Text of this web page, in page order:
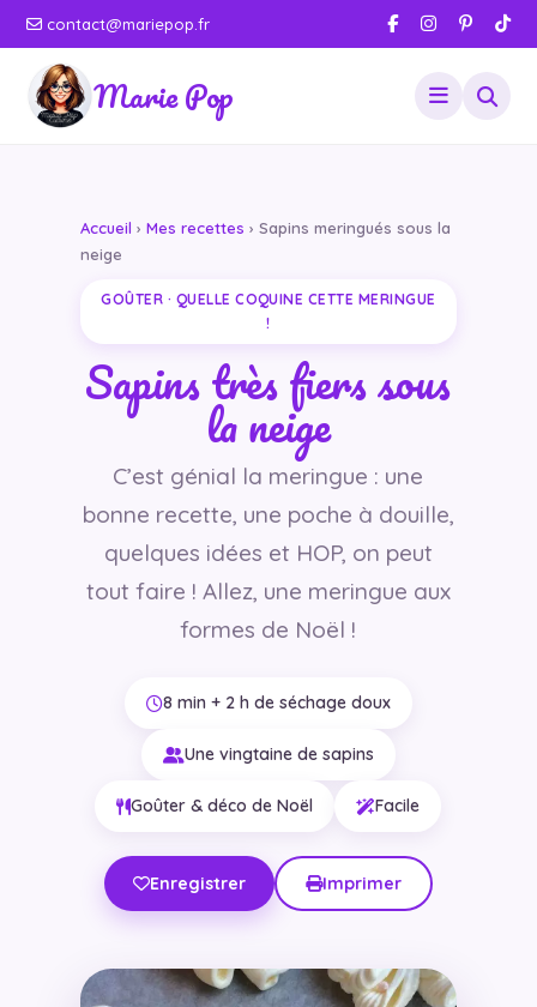
contact@mariepop.fr
Marie Pop
Accueil › Mes recettes › Sapins meringués sous la
neige
GOÛTER · QUELLE COQUINE CETTE MERINGUE
!
Sapins très fiers sous
la neige
C’est génial la meringue : une
bonne recette, une poche à douille,
quelques idées et HOP, on peut
tout faire ! Allez, une meringue aux
formes de Noël !
8 min + 2 h de séchage doux
Une vingtaine de sapins
Goûter & déco de Noël Facile
Enregistrer Imprimer